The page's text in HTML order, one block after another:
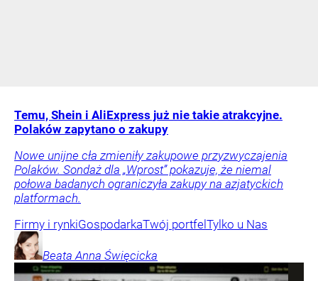
Temu, Shein i AliExpress już nie takie atrakcyjne.
Polaków zapytano o zakupy
Nowe unijne cła zmieniły zakupowe przyzwyczajenia
Polaków. Sondaż dla „Wprost” pokazuje, że niemal
połowa badanych ograniczyła zakupy na azjatyckich
platformach.
Firmy i rynkiGospodarkaTwój portfelTylko u Nas
Beata Anna Święcicka